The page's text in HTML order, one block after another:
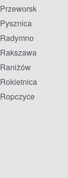
Przeworsk
Pysznica
Radymno
Rakszawa
Raniżów
Rokietnica
Ropczyce